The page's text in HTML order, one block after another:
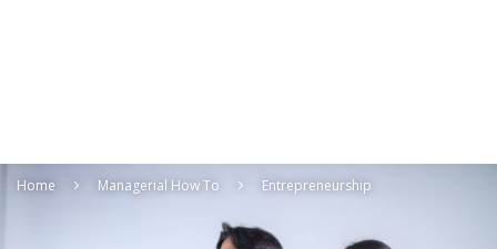
Home Managerial How To Entrepreneurship